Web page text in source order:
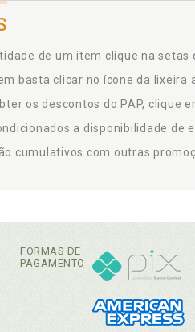
de um item clique na
basta clicar no ícone da lixeira
os descontos do PAP, clique
a disponibilidade de
cumulativos com outras
FORMAS DE
PAGAMENTO